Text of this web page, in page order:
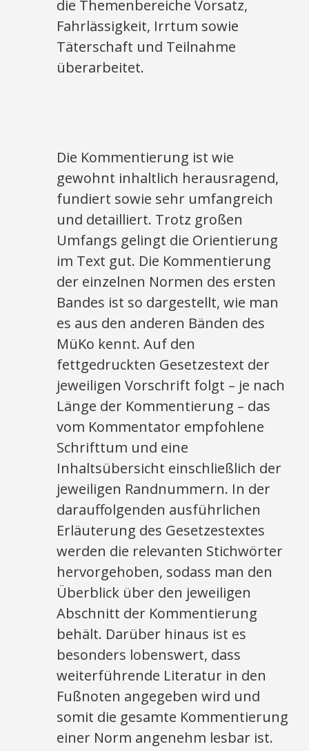
die Themenbereiche Vorsatz,
Fahrlässigkeit, Irrtum sowie
Täterschaft und Teilnahme
überarbeitet.
Die Kommentierung ist wie
gewohnt inhaltlich herausragend,
fundiert sowie sehr umfangreich
und detailliert. Trotz großen
Umfangs gelingt die Orientierung
im Text gut. Die Kommentierung
der einzelnen Normen des ersten
Bandes ist so dargestellt, wie man
es aus den anderen Bänden des
MüKo kennt. Auf den
fettgedruckten Gesetzestext der
jeweiligen Vorschrift folgt – je nach
Länge der Kommentierung – das
vom Kommentator empfohlene
Schrifttum und eine
Inhaltsübersicht einschließlich der
jeweiligen Randnummern. In der
darauffolgenden ausführlichen
Erläuterung des Gesetzestextes
werden die relevanten Stichwörter
hervorgehoben, sodass man den
Überblick über den jeweiligen
Abschnitt der Kommentierung
behält. Darüber hinaus ist es
besonders lobenswert, dass
weiterführende Literatur in den
Fußnoten angegeben wird und
somit die gesamte Kommentierung
einer Norm angenehm lesbar ist.